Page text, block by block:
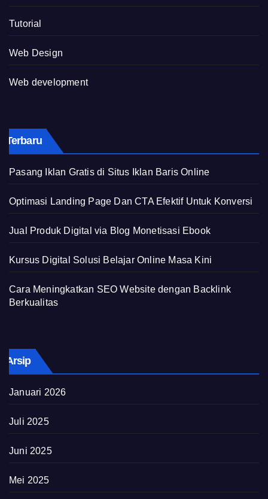
Tutorial
Web Design
Web development
Terbaru
Pasang Iklan Gratis di Situs Iklan Baris Online
Optimasi Landing Page Dan CTA Efektif Untuk Konversi
Jual Produk Digital via Blog Monetisasi Ebook
Kursus Digital Solusi Belajar Online Masa Kini
Cara Meningkatkan SEO Website dengan Backlink
Berkualitas
Arsip
Januari 2026
Juli 2025
Juni 2025
Mei 2025